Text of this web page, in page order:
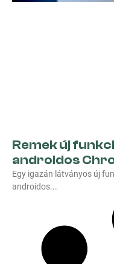
Remek új
androidos
Egy igazán látványos új
androidos